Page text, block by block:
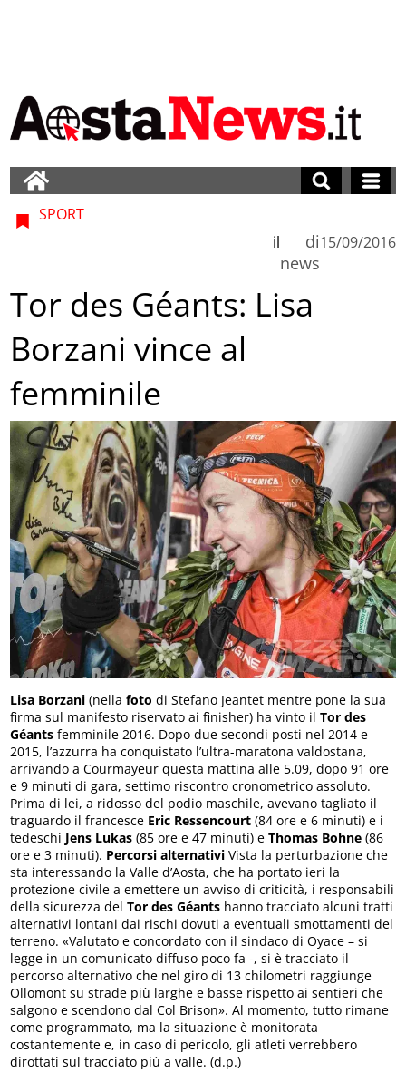
SPORT
di
news
il 15/09/2016
Tor des Géants: Lisa
Borzani vince al
femminile
Lisa Borzani (nellafoto di Stefano Jeantet mentre pone la sua
firma sul manifesto riservato ai finisher) ha vinto ilTor des
Géants femminile 2016. Dopo due secondi posti nel 2014 e
2015, l’azzurra ha conquistato l’ultra-maratona valdostana,
arrivando a Courmayeur questa mattina alle 5.09, dopo 91 ore
e 9 minuti di gara, settimo riscontro cronometrico assoluto.
Prima di lei, a ridosso del podio maschile, avevano tagliato il
traguardo il francesce Eric Ressencourt (84 ore e 6 minuti) e i
tedeschi Jens Lukas (85 ore e 47 minuti) eThomas Bohne (86
ore e 3 minuti). Percorsi alternativi Vista la perturbazione che
sta interessando la Valle d’Aosta, che ha portato ieri la
protezione civile a emettere un avviso di criticità, i responsabili
della sicurezza delTor des Géants hanno tracciato alcuni tratti
alternativi lontani dai rischi dovuti a eventuali smottamenti del
terreno. «Valutato e concordato con il sindaco di Oyace – si
legge in un comunicato diffuso poco fa -, si è tracciato il
percorso alternativo che nel giro di 13 chilometri raggiunge
Ollomont su strade più larghe e basse rispetto ai sentieri che
salgono e scendono dal Col Brison». Al momento, tutto rimane
come programmato, ma la situazione è monitorata
costantemente e, in caso di pericolo, gli atleti verrebbero
dirottati sul tracciato più a valle. (d.p.)